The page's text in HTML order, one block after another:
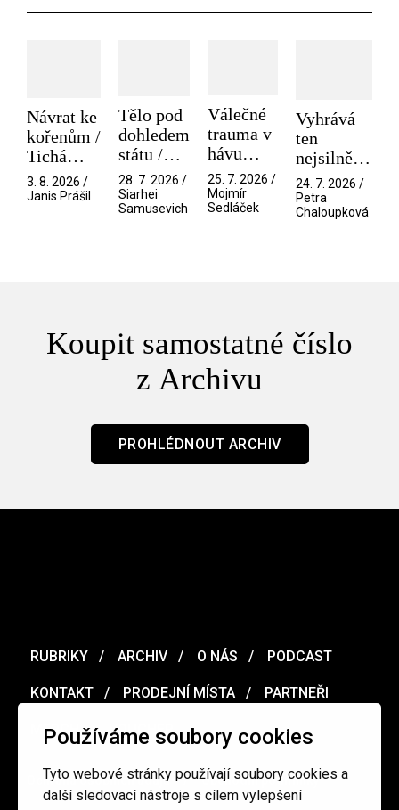
Používáme soubory cookies
Tyto webové stránky používají soubory cookies a
další sledovací nástroje s cílem vylepšení
Návrat ke
kořenům /
Tichá
přítelkyně
3. 8. 2026 /
Janis Prášil
Tělo pod
dohledem
státu /
Pramen
28. 7. 2026 /
Siarhei
Samusevich
Válečné
trauma v
hávu
spektáklu
/ Odyssea
25. 7. 2026 /
Mojmír
Sedláček
Vyhrává
ten
nejsilnější
/ V nitru
manosféry
24. 7. 2026 /
Petra
Chaloupková
Koupit samostatné číslo
z Archivu
PROHLÉDNOUT ARCHIV
RUBRIKY ARCHIV O NÁS PODCAST
KONTAKT PRODEJNÍ MÍSTA PARTNEŘI
MERCH VOUCHER
Ochrana osobních údajů / Obchodní podmínky